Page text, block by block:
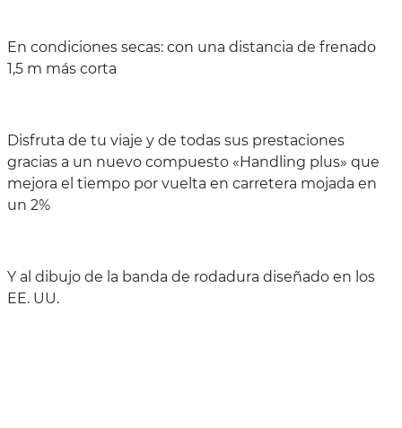
En condiciones secas: con una distancia de frenado
1,5 m más corta
Disfruta de tu viaje y de todas sus prestaciones
gracias a un nuevo compuesto «Handling plus» que
mejora el tiempo por vuelta en carretera mojada en
un 2%
Y al dibujo de la banda de rodadura diseñado en los
EE. UU.